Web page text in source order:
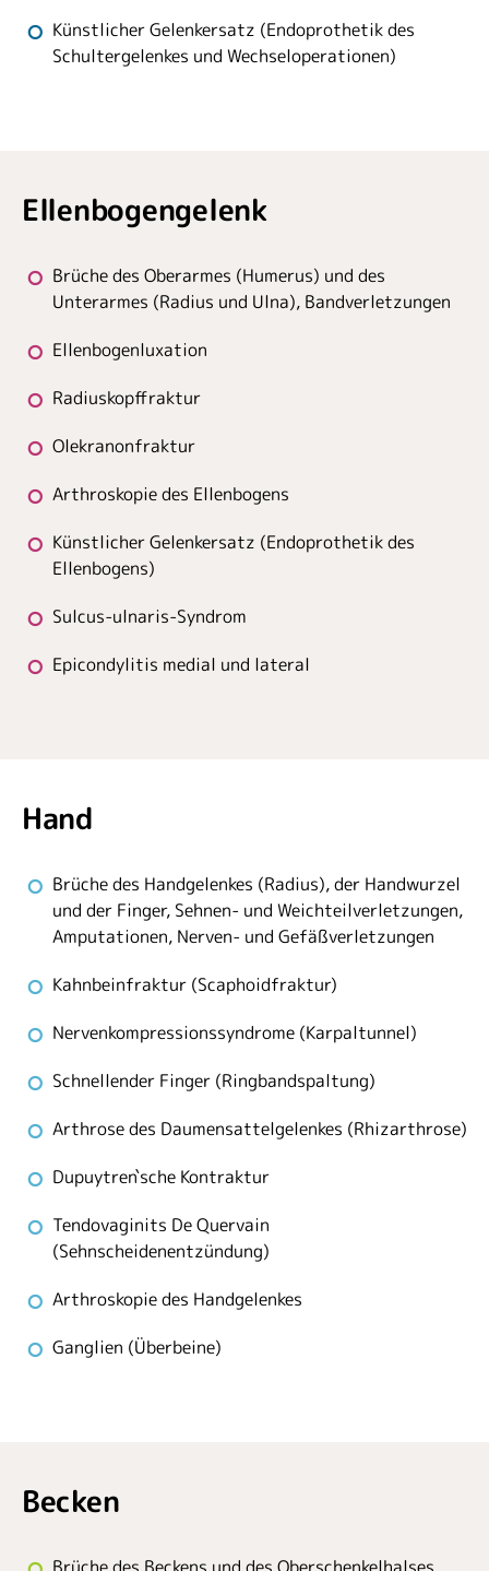
Künstlicher Gelenkersatz (Endoprothetik des
Schultergelenkes und Wechseloperationen)
Ellenbogengelenk
Brüche des Oberarmes (Humerus) und des
Unterarmes (Radius und Ulna), Bandverletzungen
Ellenbogenluxation
Radiuskopffraktur
Olekranonfraktur
Arthroskopie des Ellenbogens
Künstlicher Gelenkersatz (Endoprothetik des
Ellenbogens)
Sulcus-ulnaris-Syndrom
Epicondylitis medial und lateral
Hand
Brüche des Handgelenkes (Radius), der Handwurzel
und der Finger, Sehnen- und Weichteilverletzungen,
Amputationen, Nerven- und Gefäßverletzungen
Kahnbeinfraktur (Scaphoidfraktur)
Nervenkompressionssyndrome (Karpaltunnel)
Schnellender Finger (Ringbandspaltung)
Arthrose des Daumensattelgelenkes (Rhizarthrose)
Dupuytren`sche Kontraktur
Tendovaginits De Quervain
(Sehnscheidenentzündung)
Arthroskopie des Handgelenkes
Ganglien (Überbeine)
Becken